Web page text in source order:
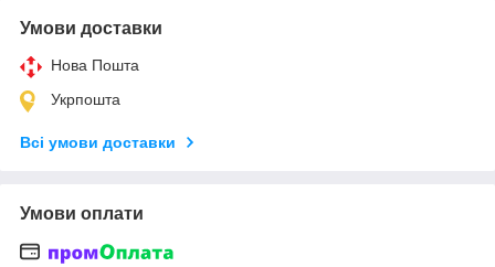
Умови доставки
Нова Пошта
Укрпошта
Всі умови доставки
Умови оплати